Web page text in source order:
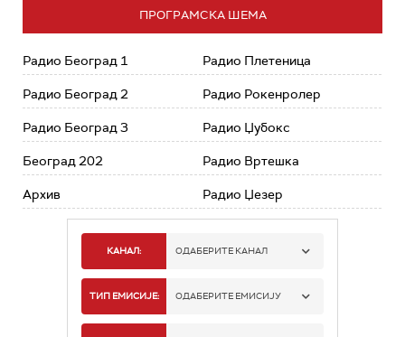
ПРОГРАМСКА ШЕМА
Радио Београд 1
Радио Београд 2
Радио Београд 3
Београд 202
Архив
Радио Плетеница
Радио Рокенролер
Радио Џубокс
Радио Вртешка
Радио Џезер
КАНАЛ: ОДАБЕРИТЕ КАНАЛ
РАДИО БЕОГРАД 1
ТИП ЕМИСИЈЕ: ОДАБЕРИТЕ ЕМИСИЈУ